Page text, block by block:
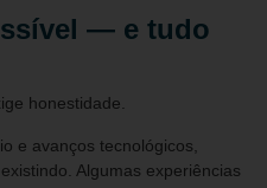
— e tudo
honestidade.
e avanços tecnológicos,
Algumas experiências